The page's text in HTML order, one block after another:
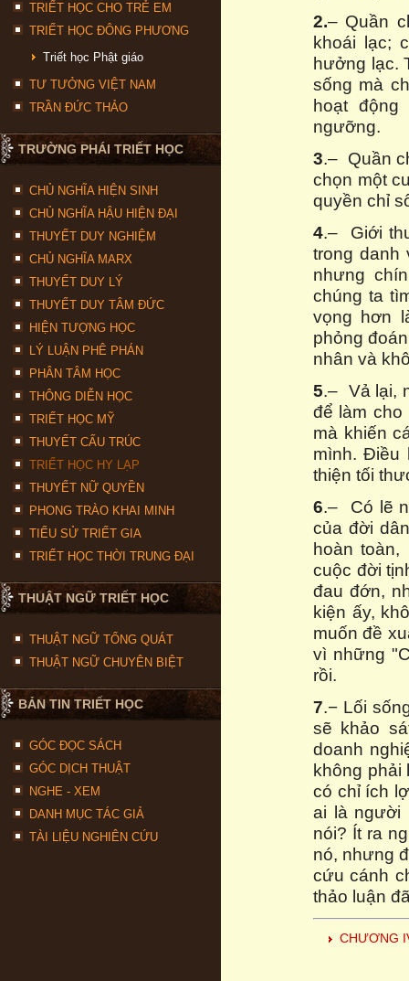
TRIẾT HỌC CHO TRẺ EM
TRIẾT HỌC ĐÔNG PHƯƠNG
Triết học Phật giáo
TƯ TƯỞNG VIỆT NAM
TRẦN ĐỨC THẢO
TRƯỜNG PHÁI TRIẾT HỌC
CHỦ NGHĨA HIỆN SINH
CHỦ NGHĨA HẬU HIỆN ĐẠI
THUYẾT DUY NGHIỆM
CHỦ NGHĨA MARX
THUYẾT DUY LÝ
THUYẾT DUY TÂM ĐỨC
HIỆN TƯỢNG HỌC
LÝ LUẬN PHÊ PHÁN
PHÂN TÂM HỌC
THÔNG DIỄN HỌC
TRIẾT HỌC MỸ
THUYẾT CẤU TRÚC
TRIẾT HỌC HY LẠP
THUYẾT NỮ QUYỀN
PHONG TRÀO KHAI MINH
TIỂU SỬ TRIẾT GIA
TRIẾT HỌC THỜI TRUNG ĐẠI
THUẬT NGỮ TRIẾT HỌC
THUẬT NGỮ TỔNG QUÁT
THUẬT NGỮ CHUYÊN BIỆT
BẢN TIN TRIẾT HỌC
GÓC ĐỌC SÁCH
GÓC DỊCH THUẬT
NGHE - XEM
DANH MỤC TÁC GIẢ
TÀI LIỆU NGHIÊN CỨU
2.– Quần
khoái lạc;
hưởng lạc.
sống mà
hoạt
ngưỡng.
3.– Quần
chọn một
quyền chỉ
4.– Giới
trong danh
nhưng
chúng ta
vọng hơn
phỏng
nhân và
5.– Vả lại,
để làm cho
mà khiến
mình. Điều
thiện tối
6.– Có lẽ
của đời
hoàn
cuộc đời
đau đớn,
kiện ấy,
muốn đề
vì những
rồi.
7.− Lối
sẽ khảo
doanh
không phải
có chỉ ích
ai là người
nói? Ít ra
nó, nhưng
cứu cánh
thảo luận
CHƯƠNG